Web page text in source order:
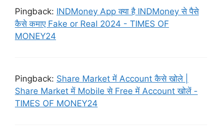
Pingback: INDMoney App क्या है INDMoney से पैसे
कैसे कमाए Fake or Real 2024 - TIMES OF
MONEY24
Pingback: Share Market में Account कैसे खोले |
Share Market में Mobile से Free में Account खोलें -
TIMES OF MONEY24